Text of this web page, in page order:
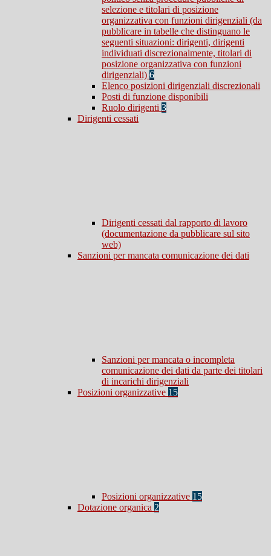
selezione e titolari di posizione
organizzativa con funzioni dirigenziali (da
pubblicare in tabelle che distinguano le
seguenti situazioni: dirigenti, dirigenti
individuati discrezionalmente, titolari di
posizione organizzativa con funzioni
dirigenziali) 6
Elenco posizioni dirigenziali discrezionali
Posti di funzione disponibili
Ruolo dirigenti 3
Dirigenti cessati
Dirigenti cessati dal rapporto di lavoro
(documentazione da pubblicare sul sito
web)
Sanzioni per mancata comunicazione dei dati
Sanzioni per mancata o incompleta
comunicazione dei dati da parte dei titolari
di incarichi dirigenziali
Posizioni organizzative 15
Posizioni organizzative 15
Dotazione organica 2